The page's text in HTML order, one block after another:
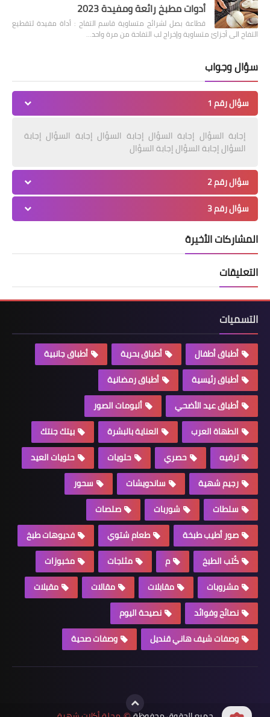
أدوات مطبخ رائعة ومفيدة 2023
قطاعة بصل لشرائح متساوية قاسم التفاح : أداة مفيدة لتقطيع
التفاح الى أجزائ متساوية وإخراج لب التفاحة من مرة واحد…
سؤال وجواب
سؤال رقم 1
إجابة السؤال إجابة السؤال إجابة السؤال إجابة السؤال إجابة
السؤال إجابة السؤال إجابة السؤال
سؤال رقم 2
سؤال رقم 3
المشاركات الأخيرة
التعليقات
التسميات
أطباق أطفال أطباق بحرية
أطباق جانبية
أطباق رئيسية
أطباق رمضانية
أطباق عيد الأضحي
ألبومات الصور
الطهاة العرب
العناية بالبشرة
بيتك جنتك
ترفيه
حصري حلويات
حلويات العيد
رجيم شهية
ساندويشات
سحور
سلطات
شوربات
صلصات
صور أطيب طبخة
طعام شتوي
فديوهات طبخ
كُتب الطبخ
م مثلجات
مخبوزات
مشروبات
مقابلات مقالات
مقبلات
نصائح وفوائد
نصيحة اليوم
وصفات شيف هاني قنديل
وصفات صحية